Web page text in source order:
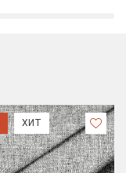
ХИТ